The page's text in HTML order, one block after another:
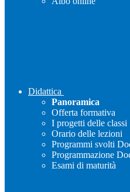
Didattica
Panoramica
Offerta formativa
I progetti delle classi
Orario delle lezioni
Programmi svolti
Programmazione
Esami di maturità